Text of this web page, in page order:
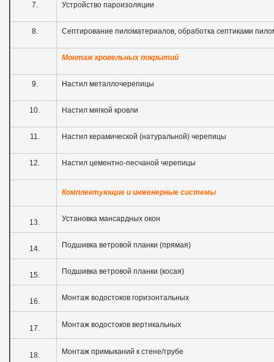
7. Устройство пароизоляции
8. Септирование пиломатериалов, обработка септиками
Монтаж кровельных покрытий
9. Настил металлочерепицы
10. Настил мягкой кровли
11. Настил керамической (натуральной) черепицы
12. Настил цементно-песчаной черепицы
Комплектующие и инженерные системы
13. Установка мансардных окон
14. Подшивка ветровой планки (прямая)
15. Подшивка ветровой планки (косая)
16. Монтаж водостоков горизонтальных
17. Монтаж водостоков вертикальных
18. Монтаж примыканий к стене/трубе